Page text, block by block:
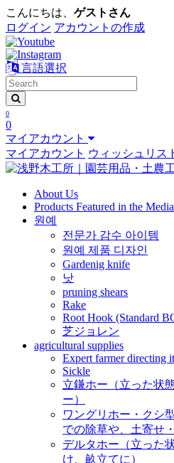
こんにちは、 ゲストさん
ログイン アカウントの作成
言語選択
0
0
マイアカウント
マイアカウント ウィッシュリス
About Us
Products Featured in the Media
원예
전문가 감수 아이템
원예 제품 디자인
Gardenig knife
낫
pruning shears
Rake
Root Hook (Standard
芝ジョレン
agricultural supplies
Expert farmer directing
Sickle
立鎌ホー（立った状
ー）
ワングリホー・クシ
での除草や、土寄せ
デルタホー（立った
け、畝立てに）